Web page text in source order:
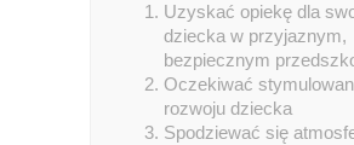
Uzyskać opiekę dla
dziecka w przyjaznym,
bezpiecznym
Oczekiwać
rozwoju dziecka
Spodziewać się